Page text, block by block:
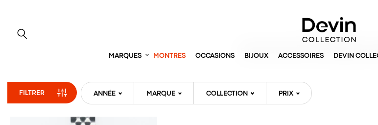
MARQUES MONTRES OCCASIONS BIJOUX ACCESSOIRES DEVIN
FILTRER ANNÉE MARQUE COLLECTION PRIX